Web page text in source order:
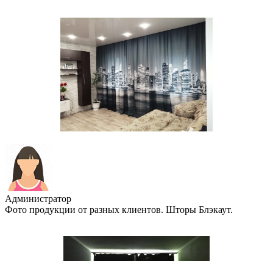
Администратор
Фото продукции от разных клиентов. Шторы Блэкаут.